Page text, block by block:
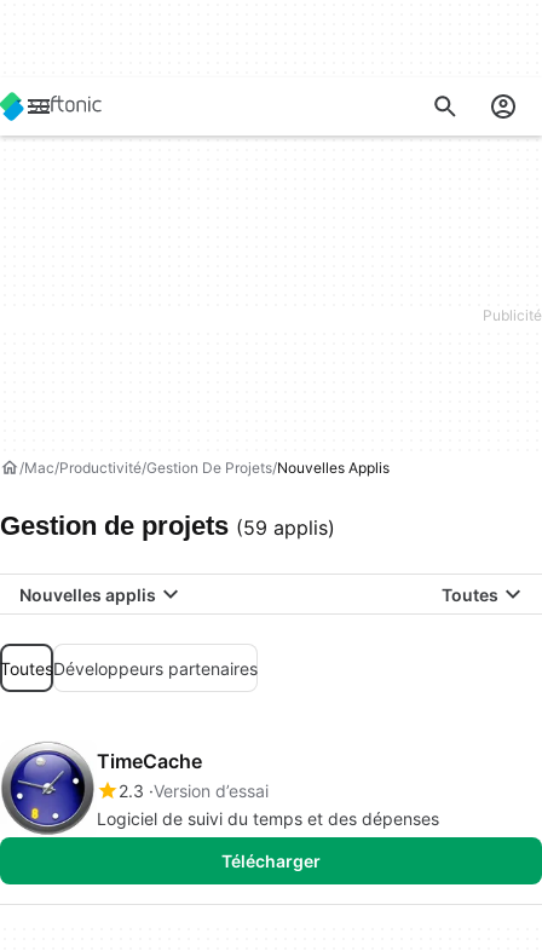
Mac Productivité Gestion De Projets Nouvelles Applis
Gestion de projets (59 applis)
Nouvelles applis Toutes
ToutesDéveloppeurs partenaires
TimeCache
2.3 Version d’essai
Logiciel de suivi du temps et des dépenses
Télécharger